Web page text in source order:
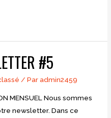
#5
/ Paradmin2459
MENSUEL Nous sommes
newsletter. Dans ce